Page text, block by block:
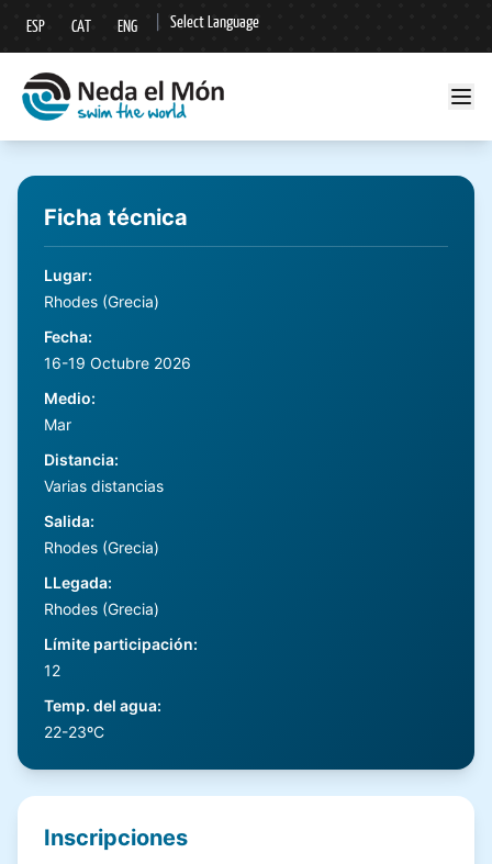
ESP CAT ENG Select Language
▼
Ficha técnica
Lugar:
Rhodes (Grecia)
Fecha:
16-19 Octubre 2026
Medio:
Mar
Distancia:
Varias distancias
Salida:
Rhodes (Grecia)
LLegada:
Rhodes (Grecia)
Límite participación:
12
Temp. del agua:
22-23ºC
Inscripciones